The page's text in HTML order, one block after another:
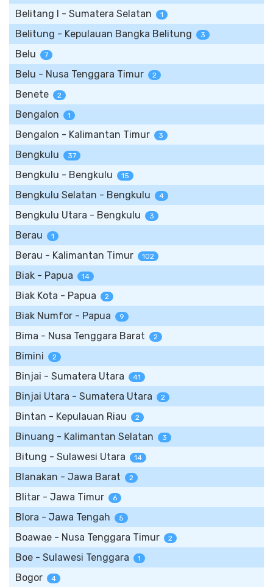
Belitang I - Sumatera Selatan 1
Belitung - Kepulauan Bangka Belitung 3
Belu 7
Belu - Nusa Tenggara Timur 2
Benete 2
Bengalon 1
Bengalon - Kalimantan Timur 3
Bengkulu 37
Bengkulu - Bengkulu 15
Bengkulu Selatan - Bengkulu 4
Bengkulu Utara - Bengkulu 3
Berau 1
Berau - Kalimantan Timur 102
Biak - Papua 14
Biak Kota - Papua 2
Biak Numfor - Papua 9
Bima - Nusa Tenggara Barat 2
Bimini 2
Binjai - Sumatera Utara 41
Binjai Utara - Sumatera Utara 2
Bintan - Kepulauan Riau 2
Binuang - Kalimantan Selatan 3
Bitung - Sulawesi Utara 14
Blanakan - Jawa Barat 2
Blitar - Jawa Timur 6
Blora - Jawa Tengah 5
Boawae - Nusa Tenggara Timur 2
Boe - Sulawesi Tenggara 1
Bogor 4